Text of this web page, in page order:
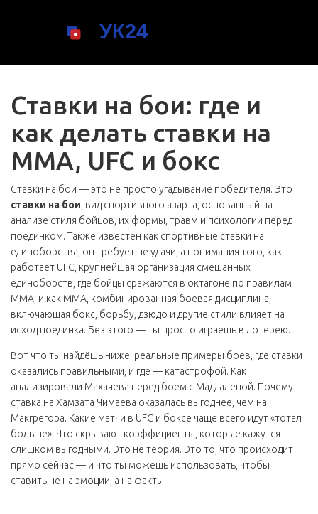
Ставки на бои: где и
как делать ставки на
MMA, UFC и бокс
Ставки на бои — это не просто угадывание победителя. Это
ставки на бои вид спортивного азарта, основанный на
анализе стиля бойцов, их формы, травм и психологии перед
поединком. Также известен как спортивные ставки на
единоборства , он требует не удачи, а понимания того, как
работает UFC крупнейшая организация смешанных
единоборств, где бойцы сражаются в октагоне по правилам
MMA , и как MMA комбинированная боевая дисциплина,
включающая бокс, борьбу, дзюдо и другие стили влияет на
исход поединка. Без этого — ты просто играешь в лотерею.
Вот что ты найдёшь ниже: реальные примеры боёв, где ставки
оказались правильными, и где — катастрофой. Как
анализировали Махачева перед боем с Маддаленой. Почему
ставка на Хамзата Чимаева оказалась выгоднее, чем на
Макгрегора. Какие матчи в UFC и боксе чаще всего идут «тотал
больше». Что скрывают коэффициенты, которые кажутся
слишком выгодными. Это не теория. Это то, что происходит
прямо сейчас — и что ты можешь использовать, чтобы
ставить не на эмоции, а на факты.